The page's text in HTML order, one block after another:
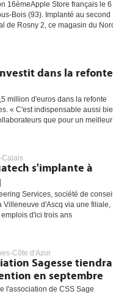
16èmeApple Store français le 6
Bois (93). Implanté au second
de Rosny 2, ce magasin du
dans la refonte
million d'euros dans la refonte
« C'est indispensable aussi
que pour un meilleur
Calais
s'implante à
Services, société de
Villeneuve d'Ascq via une filiale,
d'ici trois ans
Côte d'Azur
Sagesse tiendra
en septembre
l'association de CSS Sage